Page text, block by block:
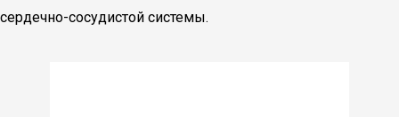
сердечно-сосудистой системы.